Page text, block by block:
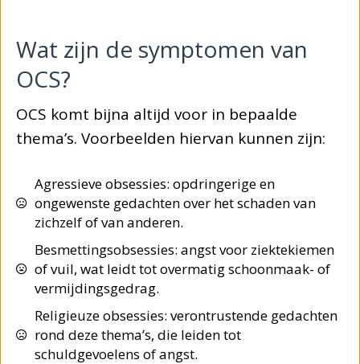
Wat zijn de symptomen van
OCS?
OCS komt bijna altijd voor in bepaalde
thema’s. Voorbeelden hiervan kunnen zijn:
Agressieve obsessies: opdringerige en
ongewenste gedachten over het schaden van
zichzelf of van anderen.
Besmettingsobsessies: angst voor ziektekiemen
of vuil, wat leidt tot overmatig schoonmaak- of
vermijdingsgedrag.
Religieuze obsessies: verontrustende gedachten
rond deze thema’s, die leiden tot
schuldgevoelens of angst.